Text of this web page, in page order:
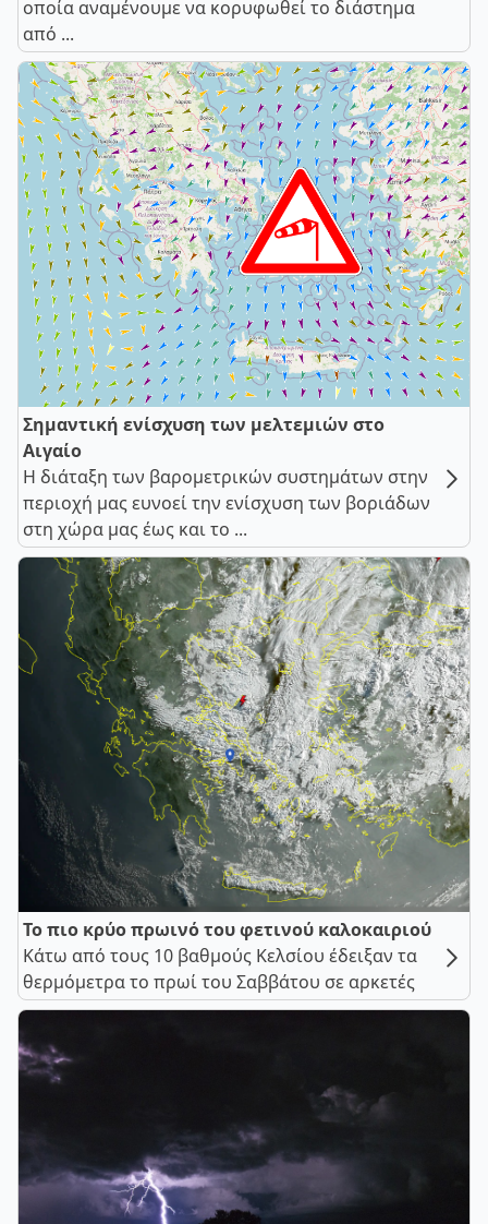
οποία αναμένουμε να κορυφωθεί το διάστημα
από ...
Σημαντική ενίσχυση των μελτεμιών στο
Αιγαίο
Η διάταξη των βαρομετρικών συστημάτων στην
περιοχή μας ευνοεί την ενίσχυση των βοριάδων
στη χώρα μας έως και το ...
Το πιο κρύο πρωινό του φετινού καλοκαιριού
Κάτω από τους 10 βαθμούς Κελσίου έδειξαν τα
θερμόμετρα το πρωί του Σαββάτου σε αρκετές